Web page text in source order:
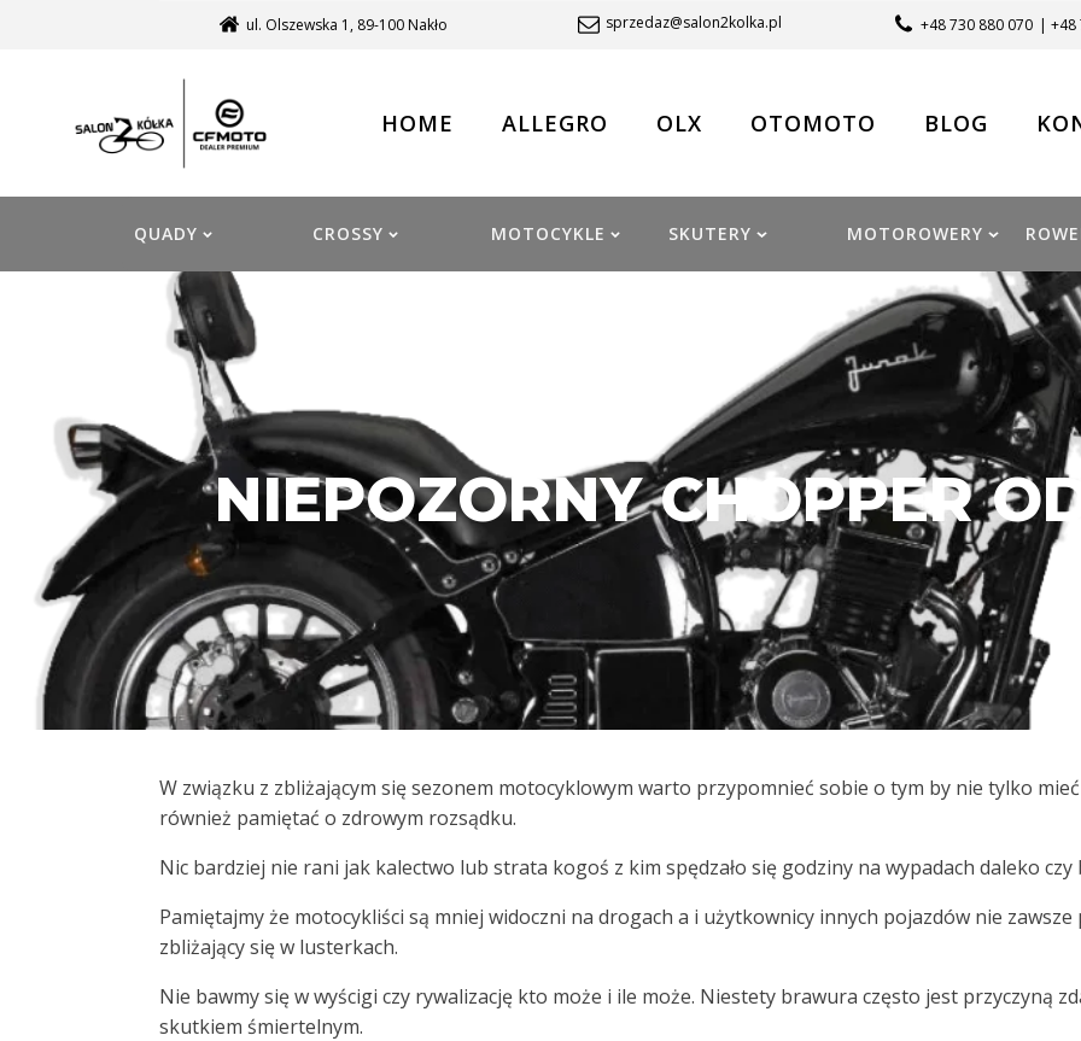
ul. Olszewska 1, 89-100 Nakło sprzedaz@salon2kolka.pl +48 730 880 070 | +48
HOME ALLEGRO OLX OTOMOTO BLOG
QUADY CROSSY MOTOCYKLE SKUTERY MOTOROWERY
NIEPOZORNY CHOPPER
W związku z zbliżającym się sezonem motocyklowym warto przypomnieć sobie o tym by nie tylko
również pamiętać o zdrowym rozsądku.
Nic bardziej nie rani jak kalectwo lub strata kogoś z kim spędzało się godziny na wypadach daleko czy
Pamiętajmy że motocykliści są mniej widoczni na drogach a i użytkownicy innych pojazdów nie
zbliżający się w lusterkach.
Nie bawmy się w wyścigi czy rywalizację kto może i ile może. Niestety brawura często jest przyczyną
skutkiem śmiertelnym.